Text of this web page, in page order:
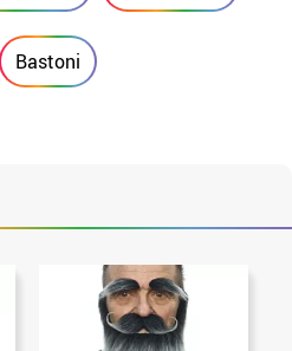
Bastoni